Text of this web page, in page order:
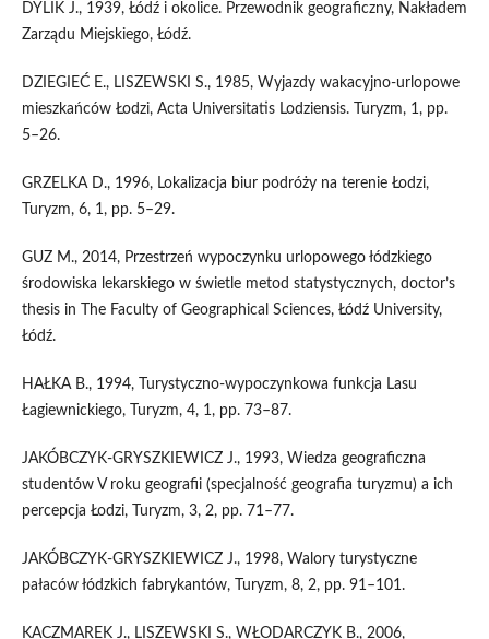
DYLIK J., 1939, Łódź i okolice. Przewodnik geograficzny, Nakładem
Zarządu Miejskiego, Łódź.
DZIEGIEĆ E., LISZEWSKI S., 1985, Wyjazdy wakacyjno-urlopowe
mieszkańców Łodzi, Acta Universitatis Lodziensis. Turyzm, 1, pp.
5–26.
GRZELKA D., 1996, Lokalizacja biur podróży na terenie Łodzi,
Turyzm, 6, 1, pp. 5–29.
GUZ M., 2014, Przestrzeń wypoczynku urlopowego łódzkiego
środowiska lekarskiego w świetle metod statystycznych, doctor’s
thesis in The Faculty of Geographical Sciences, Łódź University,
Łódź.
HAŁKA B., 1994, Turystyczno-wypoczynkowa funkcja Lasu
Łagiewnickiego, Turyzm, 4, 1, pp. 73–87.
JAKÓBCZYK-GRYSZKIEWICZ J., 1993, Wiedza geograficzna
studentów V roku geografii (specjalność geografia turyzmu) a ich
percepcja Łodzi, Turyzm, 3, 2, pp. 71–77.
JAKÓBCZYK-GRYSZKIEWICZ J., 1998, Walory turystyczne
pałaców łódzkich fabrykantów, Turyzm, 8, 2, pp. 91–101.
KACZMAREK J., LISZEWSKI S., WŁODARCZYK B., 2006,